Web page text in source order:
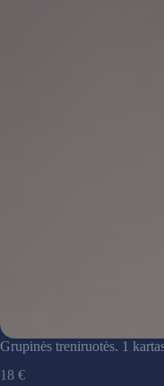
Grupinės treniruotės. 1
18 €